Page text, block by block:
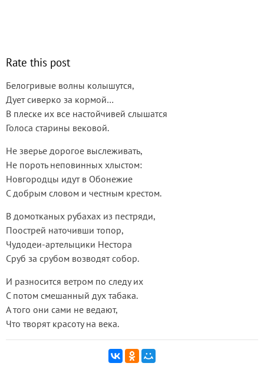
Rate this post
Белогривые волны колышутся,
Дует сиверко за кормой…
В плеске их все настойчивей слышатся
Голоса старины вековой.
Не зверье дорогое выслеживать,
Не пороть неповинных хлыстом:
Новгородцы идут в Обонежие
С добрым словом и честным крестом.
В домотканых рубахах из пестряди,
Поострей наточивши топор,
Чудодеи-артелыцики Нестора
Сруб за срубом возводят собор.
И разносится ветром по следу их
С потом смешанный дух табака.
А того они сами не ведают,
Что творят красоту на века.